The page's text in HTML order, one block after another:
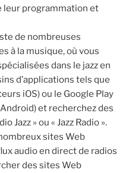
leur programmation et
de nombreuses
à la musique, où vous
dans le jazz en
d’applications tels que
iOS) ou le Google Play
et recherchez des
Jazz » ou « Jazz Radio ».
sites Web
audio en direct de radios
des sites Web